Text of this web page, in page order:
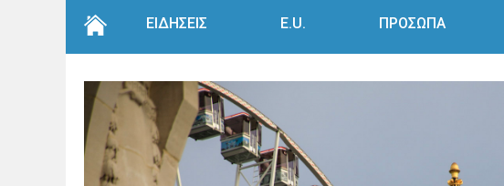
ΕΙΔΗΣΕΙΣ E.U. ΠΡΟΣΩΠΑ